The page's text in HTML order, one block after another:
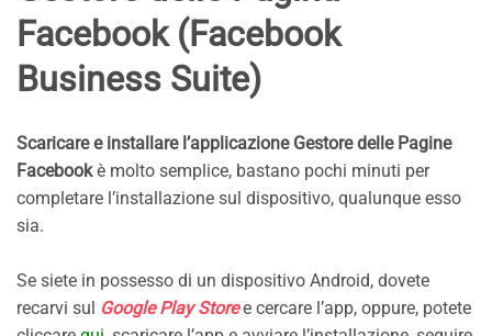
Facebook (Facebook
Business Suite)
Scaricare e installare l’applicazione Gestore delle Pagine
Facebookè molto semplice, bastano pochi minuti per
completare l’installazione sul dispositivo, qualunque esso
sia.
Se siete in possesso di un dispositivo Android, dovete
recarvi sul Google Play Storee cercare l’app, oppure, potete